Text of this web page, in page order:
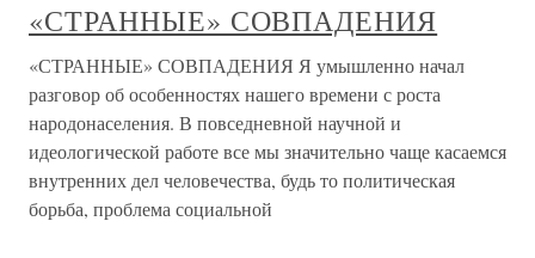
«СТРАННЫЕ» СОВПАДЕНИЯ
«СТРАННЫЕ» СОВПАДЕНИЯ Я умышленно начал
разговор об особенностях нашего времени с роста
народонаселения. В повседневной научной и
идеологической работе все мы значительно чаще касаемся
внутренних дел человечества, будь то политическая
борьба, проблема социальной